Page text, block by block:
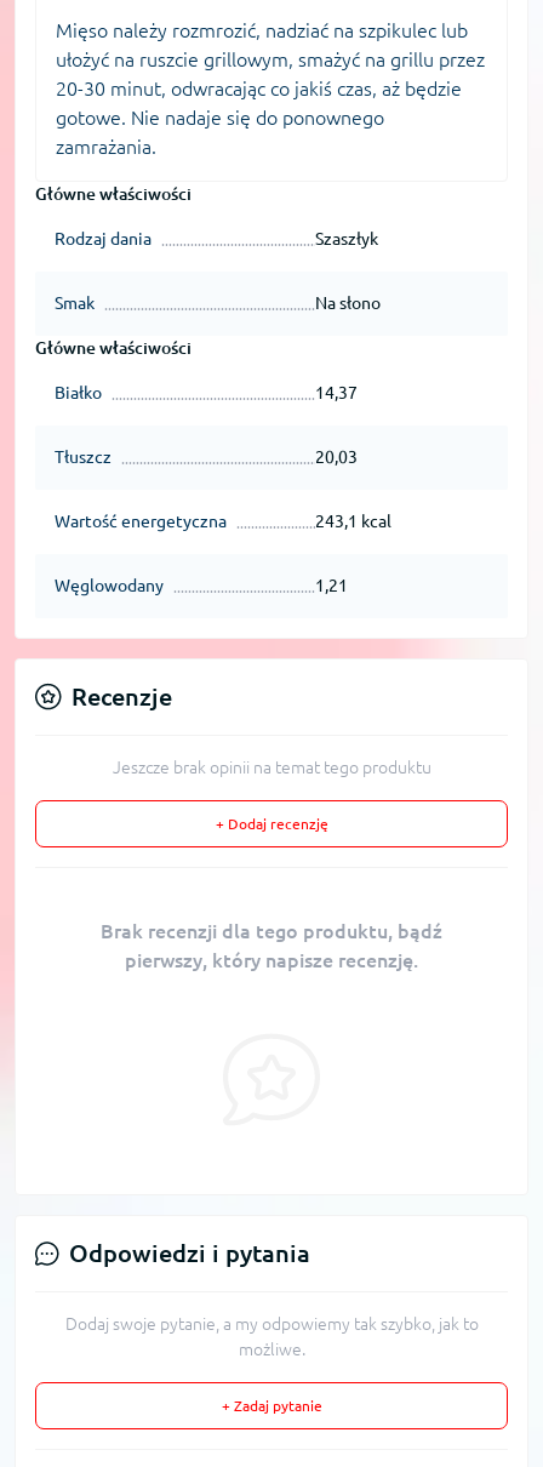
Mięso należy rozmrozić, nadziać na szpikulec lub
ułożyć na ruszcie grillowym, smażyć na grillu przez
20-30 minut, odwracając co jakiś czas, aż będzie
gotowe. Nie nadaje się do ponownego
zamrażania.
Główne właściwości
Rodzaj dania Szaszłyk
Smak Na słono
Główne właściwości
Białko 14,37
Tłuszcz 20,03
Wartość energetyczna 243,1 kcal
Węglowodany 1,21
Recenzje
Jeszcze brak opinii na temat tego produktu
+ Dodaj recenzję
Brak recenzji dla tego produktu, bądź
pierwszy, który napisze recenzję.
Odpowiedzi i pytania
Dodaj swoje pytanie, a my odpowiemy tak szybko, jak to
możliwe.
+ Zadaj pytanie